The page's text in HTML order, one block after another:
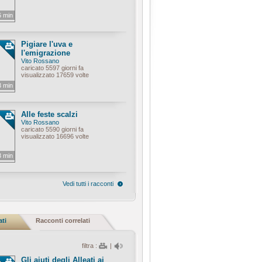
min
min
Pigiare l'uva e
l'emigrazione
Vito Rossano
caricato 5597 giorni fa
visualizzato 17659 volte
min
Alle feste scalzi
Vito Rossano
caricato 5590 giorni fa
visualizzato 16696 volte
Vedi tutti i racconti
Racconti correlati
filtra : |
Gli aiuti degli Alleati ai